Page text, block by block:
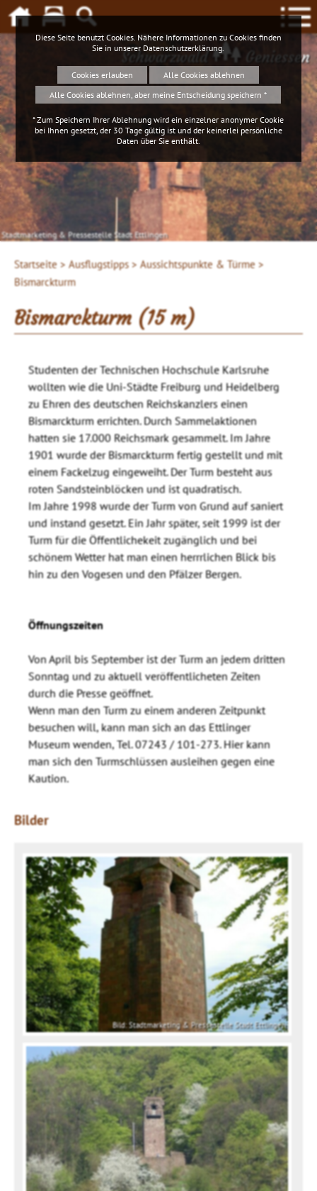
Schwarzwald Geniessen
Stadtmarketing & Pressestelle Stadt Ettlingen
Startseite > Ausflugstipps > Aussichtspunkte & Türme >
Bismarckturm
Bismarckturm (15 m)
Studenten der Technischen Hochschule Karlsruhe
wollten wie die Uni-Städte Freiburg und Heidelberg
zu Ehren des deutschen Reichskanzlers einen
Bismarckturm errichten. Durch Sammelaktionen
hatten sie 17.000 Reichsmark gesammelt. Im Jahre
1901 wurde der Bismarckturm fertig gestellt und mit
einem Fackelzug eingeweiht. Der Turm besteht aus
roten Sandsteinblöcken und ist quadratisch.
Im Jahre 1998 wurde der Turm von Grund auf saniert
und instand gesetzt. Ein Jahr später, seit 1999 ist der
Turm für die Öffentlichekeit zugänglich und bei
schönem Wetter hat man einen herrrlichen Blick bis
hin zu den Vogesen und den Pfälzer Bergen.
Öffnungszeiten
Von April bis September ist der Turm an jedem dritten
Sonntag und zu aktuell veröffentlicheten Zeiten
durch die Presse geöffnet.
Wenn man den Turm zu einem anderen Zeitpunkt
besuchen will, kann man sich an das Ettlinger
Museum wenden, Tel. 07243 / 101-273. Hier kann
man sich den Turmschlüssen ausleihen gegen eine
Kaution.
Bilder
Bild: Stadtmarketing & Pressestelle Stadt Ettlingen
Diese Seite benutzt Cookies. Nähere Informationen zu Cookies finden
Sie in unserer Datenschutzerklärung.
Cookies erlauben
Alle Cookies ablehnen
Alle Cookies ablehnen, aber meine Entscheidung speichern *
* Zum Speichern Ihrer Ablehnung wird ein einzelner anonymer Cookie
bei Ihnen gesetzt, der 30 Tage gültig ist und der keinerlei persönliche
Daten über Sie enthält.